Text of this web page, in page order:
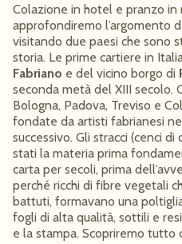
Colazione in hotel e pranzo in
approfondiremo l’argomento
visitando due paesi che sono
storia. Le prime cartiere in
Fabriano e del vicino borgo di
seconda metà del XIII secolo.
Bologna, Padova, Treviso e
fondate da artisti fabrianesi
successivo. Gli stracci (cenci
stati la materia prima
carta per secoli, prima
perché ricchi di fibre vegetali
battuti, formavano una
fogli di alta qualità, sottili e
e la stampa. Scopriremo tutto